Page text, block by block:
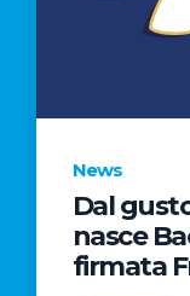
News
Dal
nasce
firmata